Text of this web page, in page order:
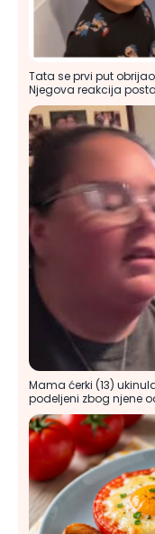
Tata se prvi put
Njegova reakcija
Mama ćerki (13)
podeljeni zbog njene